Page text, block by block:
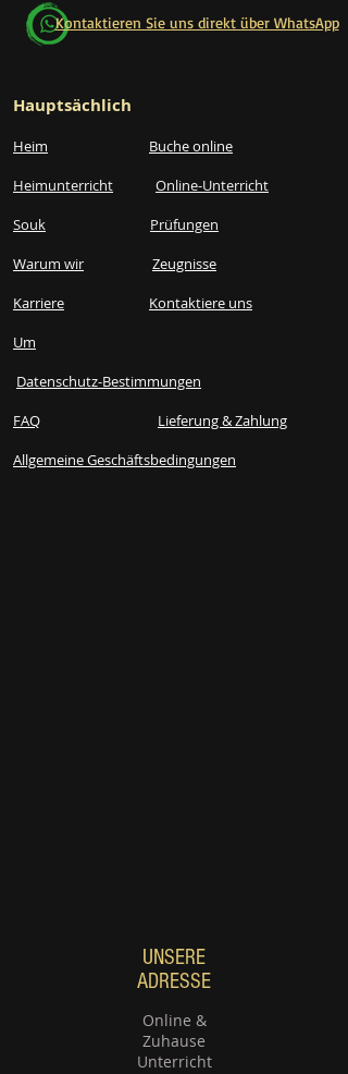
Kontaktieren Sie uns direkt über WhatsApp
Hauptsächlich
Heim
Buche online
Heimunterricht
Online-Unterricht
Souk
Prüfungen
Warum wir
Zeugnisse
Karriere
Kontaktiere uns
Um
Datenschutz-Bestimmungen
FAQ
Lieferung & Zahlung
Allgemeine Geschäftsbedingungen​
UNSERE
ADRESSE
Online &
Zuhause
Unterricht